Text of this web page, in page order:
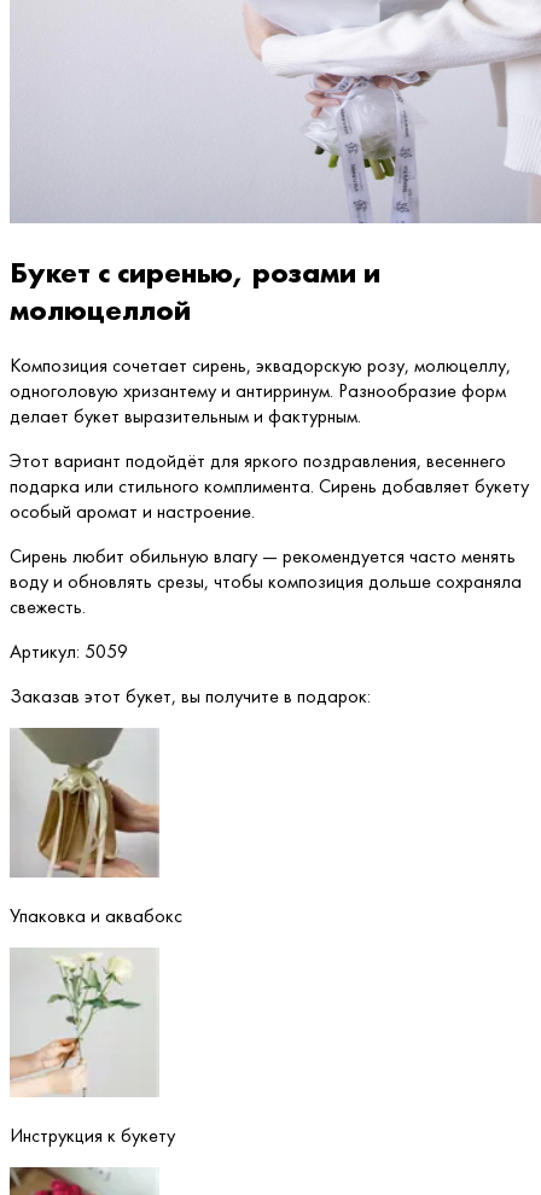
Букет с сиренью, розами и
молюцеллой
Композиция сочетает сирень, эквадорскую розу, молюцеллу,
одноголовую хризантему и антирринум. Разнообразие форм
делает букет выразительным и фактурным.
Этот вариант подойдёт для яркого поздравления, весеннего
подарка или стильного комплимента. Сирень добавляет букету
особый аромат и настроение.
Сирень любит обильную влагу — рекомендуется часто менять
воду и обновлять срезы, чтобы композиция дольше сохраняла
свежесть.
Артикул: 5059
Заказав этот букет, вы получите в подарок:
Упаковка и аквабокс
Инструкция к букету